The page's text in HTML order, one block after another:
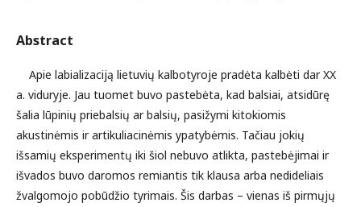
Abstract
Apie labializaciją lietuvių kalbotyroje pradėta kalbėti dar XX
a. viduryje. Jau tuomet buvo pastebėta, kad balsiai, atsidūrę
šalia lūpinių priebalsių ar balsių, pasižymi kitokiomis
akustinėmis ir artikuliacinėmis ypatybėmis. Tačiau jokių
išsamių eksperimentų iki šiol nebuvo atlikta, pastebėjimai ir
išvados buvo daromos remiantis tik klausa arba nedideliais
žvalgomojo pobūdžio tyrimais. Šis darbas – vienas iš pirmųjų